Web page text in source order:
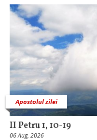
Apostolul zilei
II Petru 1, 10-19
06 Aug, 2026